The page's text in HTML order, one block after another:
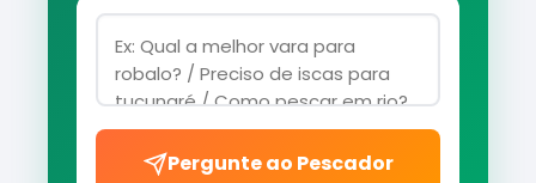
Pergunte ao Pescador